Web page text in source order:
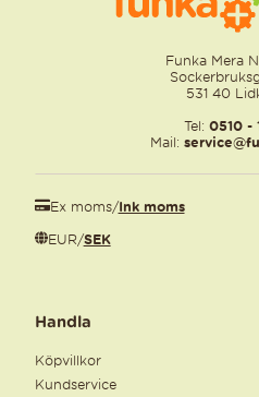
Funka Mera
531 40
Tel: 0510 -
Mail:
Ex moms/Ink moms
EUR/SEK
Handla
Köpvillkor
Kundservice